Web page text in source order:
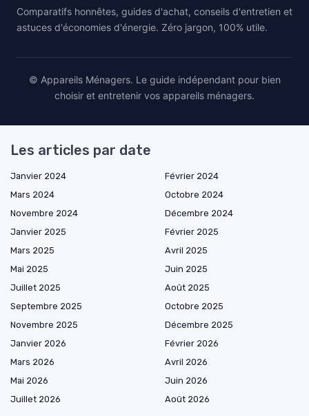
Comparatifs honnêtes, guides d'achat, conseils d'entretien et
astuces d'économies d'énergie. Zéro jargon, 100% utile.
© Appareils Ménagers. Le guide indépendant pour bien
choisir et entretenir vos appareils ménagers.
Les articles par date
Janvier 2024
Février 2024
Mars 2024
Octobre 2024
Novembre 2024
Décembre 2024
Janvier 2025
Février 2025
Mars 2025
Avril 2025
Mai 2025
Juin 2025
Juillet 2025
Août 2025
Septembre 2025
Octobre 2025
Novembre 2025
Décembre 2025
Janvier 2026
Février 2026
Mars 2026
Avril 2026
Mai 2026
Juin 2026
Juillet 2026
Août 2026